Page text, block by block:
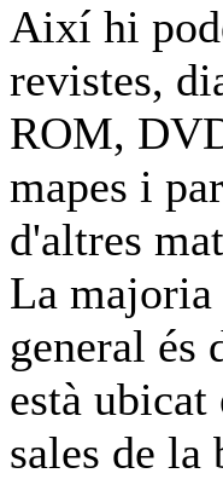
Així hi
revistes,
ROM,
mapes i
d'altres
La majoria
general és
està
sales de